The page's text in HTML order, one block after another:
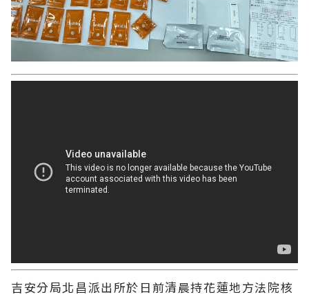
吉安分局北昌派出所於日前清晨持花蓮地方法院核